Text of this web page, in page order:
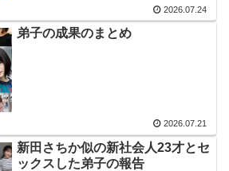
2026.07.24
弟子の成果のまとめ
2026.07.21
新田さちか似の新社会人23才とセ
ックスした弟子の報告